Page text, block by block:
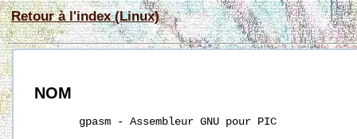
Retour à l'index (Linux)
NOM
       gpasm - Assembleur GNU pour PIC